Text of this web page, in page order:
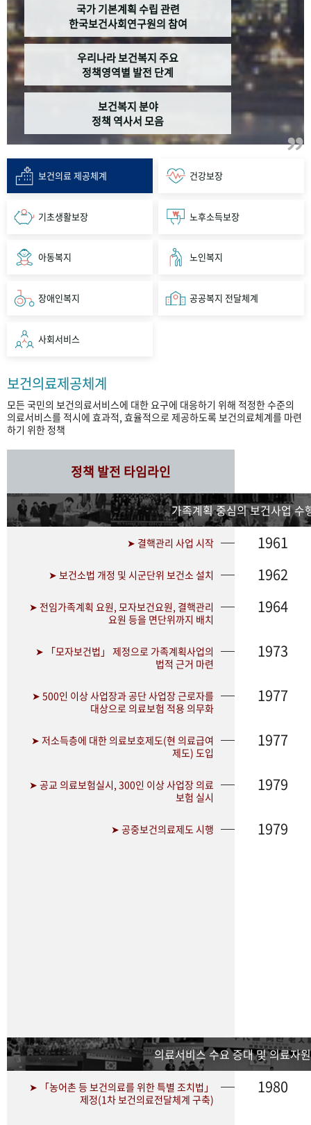
국가 기본계획 수립 관련
한국보건사회연구원의 참여
우리나라 보건복지 주요
정책영역별 발전 단계
보건복지 분야
정책 역사서 모음
보건의료 제공체계 건강보장
기초생활보장 노후소득보장
아동복지 노인복지
장애인복지 공공복지 전달체계
사회서비스
보건의료제공체계
모든 국민의 보건의료서비스에 대한 요구에 대응하기 위해 적정한 수준의
의료서비스를 적시에 효과적, 효율적으로 제공하도록 보건의료체계를 마련
하기 위한 정책
정책 발전 타임라인
가족계획 중심의 보건사업 수
➤ 결핵관리 사업 시작 1961
➤ 보건소법 개정 및 시군단위 보건소 설치 1962
➤ 전임가족계획 요원, 모자보건요원, 결핵관리
요원 등을 면단위까지 배치
1964
➤ 「모자보건법」 제정으로 가족계획사업의
법적 근거 마련
1973
➤ 500인 이상 사업장과 공단 사업장 근로자를
대상으로 의료보험 적용 의무화
1977
➤ 저소득층에 대한 의료보호제도(현 의료급여
제도) 도입
1977
➤ 공교 의료보험실시, 300인 이상 사업장 의료
보험 실시
1979
➤ 공중보건의료제도 시행 1979
의료서비스 수요 증대 및 의료자
➤ 「농어촌 등 보건의료를 위한 특별 조치법」
제정(1차 보건의료전달체계 구축)
1980